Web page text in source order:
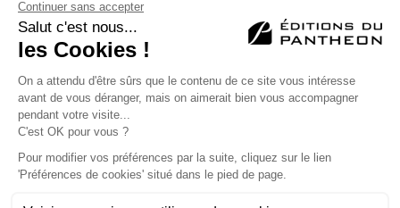
Suisse, Canada...).
Librairie A l’Orange Bleue - 23, rue Caristie - 84100 Orange
Éditions du Panthéon - 12, rue Antoine Bourdelle
75015 Paris
01 43 71 14 72